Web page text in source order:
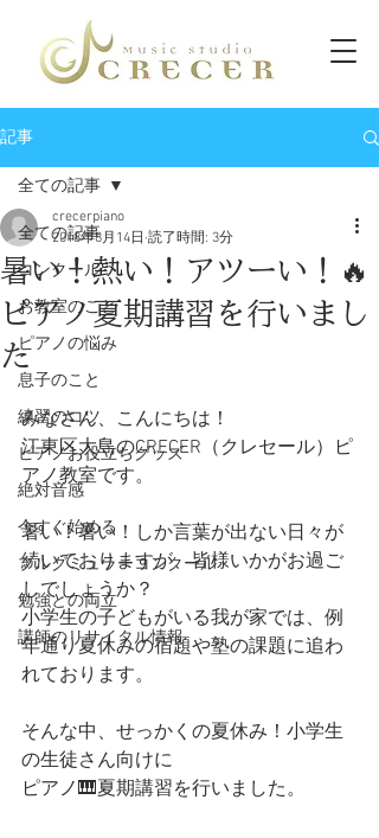
記事
全ての記事
コンクール
お教室のこと
ピアノの悩み
息子のこと
練習のコツ
ピアノお役立ちグッズ
絶対音感
今すぐ始める
ブルグミュラーコンクール
勉強との両立
講師のリサイタル情報
全ての記事
暑い！熱い！アツーい！🔥
ピアノ夏期講習を行いまし
た
crecerpiano
2018年8月14日 読了時間: 3分
みなさん、こんにちは！
江東区大島のCRECER（クレセール）ピ
アノ教室です。
暑い！暑い！しか言葉が出ない日々が
続いておりますが、皆様いかがお過ご
しでしょうか？
小学生の子どもがいる我が家では、例
年通り夏休みの宿題や塾の課題に追わ
れております。
そんな中、せっかくの夏休み！小学生
の生徒さん向けに
ピアノ🎹夏期講習を行いました。